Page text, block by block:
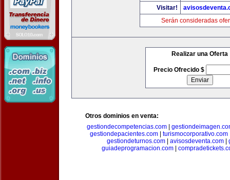
Visitar!
Serán consideradas
Realizar una Oferta
Precio Ofrecido $
Otros dominios en venta:
gestiondecompetencias.com|
gestiondepacientes.com| turismocorporativo.com
gestiondeturnos.com| avisosdeventa.com|
guiadeprogramacion.com|